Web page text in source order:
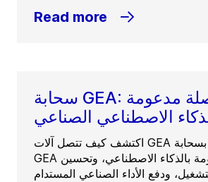
Read more
سحابة GEA: آلات متصلة مدعومة
الاصطناعي الصناعي
اكتشف كيف تتصل آلات GEA المُجهزة رقميًا بسحابة
GEA لفتح رؤى مدعومة بالذكاء الاصطناعي، وتحسين